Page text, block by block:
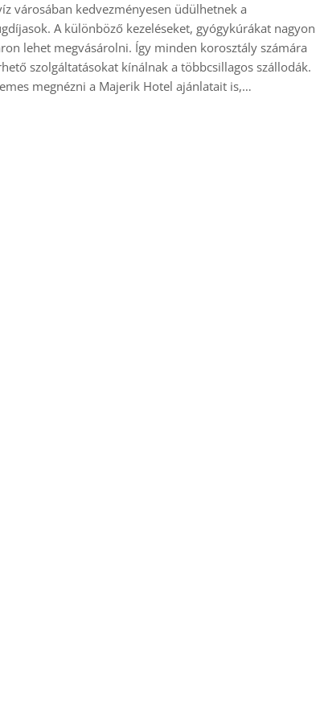
városában kedvezményesen üdülhetnek a
A különböző kezeléseket, gyógykúrákat nagyon
lehet megvásárolni. Így minden korosztály számára
szolgáltatásokat kínálnak a többcsillagos szállodák.
megnézni a Majerik Hotel ajánlatait is,…